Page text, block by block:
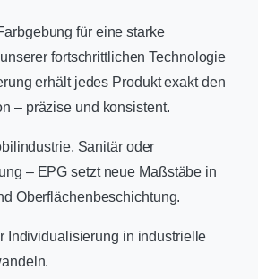
für eine starke
fortschrittlichen Technologie
erhält jedes Produkt exakt den
– präzise und konsistent.
Sanitär oder
– EPG setzt neue Maßstäbe in
Oberflächenbeschichtung.
Individualisierung in industrielle